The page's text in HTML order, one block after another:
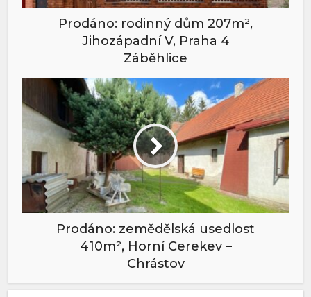
Prodáno: rodinný dům 207m²,
Jihozápadní V, Praha 4
Záběhlice
Prodáno: zemědělská usedlost
410m², Horní Cerekev –
Chrástov